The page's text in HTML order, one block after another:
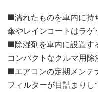
■濡れたものを車内に持
傘やレインコートはラゲ
■除湿剤を車内に設置す
コンパクトなクルマ用
■エアコンの定期メンテ
フィルターが目詰まりし